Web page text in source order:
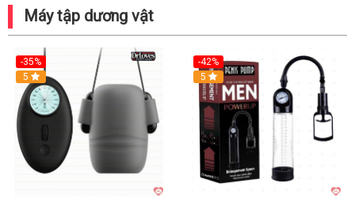
Máy tập dương vật
-35%
Hot
5
-42%
5